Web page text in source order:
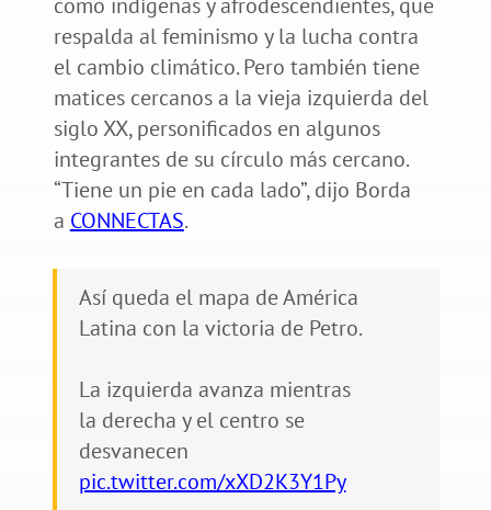
respalda al feminismo y la lucha contra
el cambio climático. Pero también tiene
matices cercanos a la vieja izquierda del
siglo XX, personificados en algunos
integrantes de su círculo más cercano.
“Tiene un pie en cada lado”, dijo Borda
a CONNECTAS.
Así queda el mapa de América
Latina con la victoria de Petro.
La izquierda avanza mientras
la derecha y el centro se
desvanecen
pic.twitter.com/xXD2K3Y1Py